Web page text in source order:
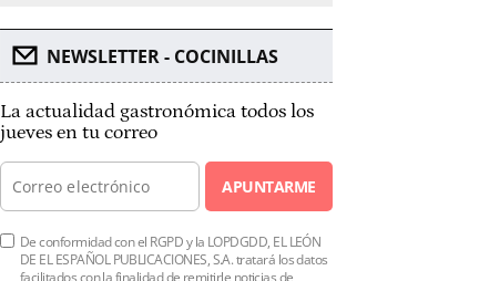
NEWSLETTER - COCINILLAS
La actualidad gastronómica todos los
jueves en tu correo
APUNTARME
De conformidad con el RGPD y la LOPDGDD, EL LEÓN
DE EL ESPAÑOL PUBLICACIONES, S.A. tratará los datos
facilitados con la finalidad de remitirle noticias de